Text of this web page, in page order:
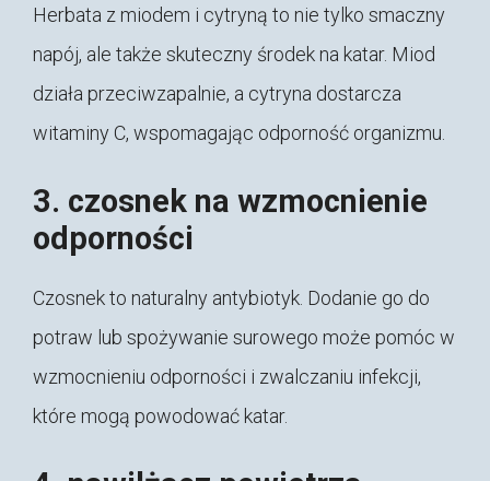
Herbata z miodem i cytryną to nie tylko smaczny
napój, ale także skuteczny środek na katar. Miod
działa przeciwzapalnie, a cytryna dostarcza
witaminy C, wspomagając odporność organizmu.
3. czosnek na wzmocnienie
odporności
Czosnek to naturalny antybiotyk. Dodanie go do
potraw lub spożywanie surowego może pomóc w
wzmocnieniu odporności i zwalczaniu infekcji,
które mogą powodować katar.